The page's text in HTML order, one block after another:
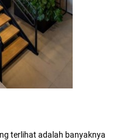
terlihat adalah banyaknya